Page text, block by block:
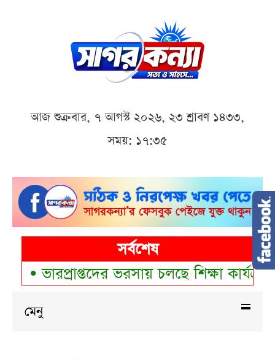
আজ শুক্রবার, ৭ আগস্ট ২০২৬, ২৩ শ্রাবণ ১৪৩৩,
সময়: ১৭:৩৫
সর্বশেষ
ভারপ্রাপ্তদের ভরসায় চলছে শিক্ষা
মেনু